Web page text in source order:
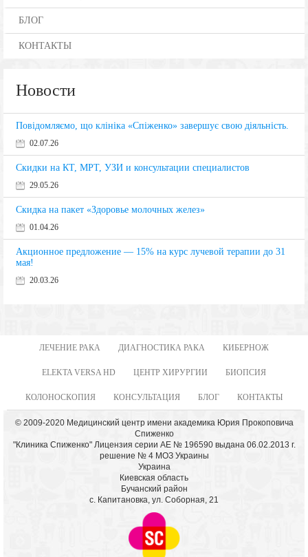
БЛОГ
КОНТАКТЫ
Новости
Повідомляємо, що клініка «Спіженко» завершує свою діяльність.
02.07.26
Скидки на КТ, МРТ, УЗИ и консультации специалистов
29.05.26
Скидка на пакет «Здоровье молочных желез»
01.04.26
Акционное предложение — 15% на курс лучевой терапии до 31
мая!
20.03.26
ЛЕЧЕНИЕ РАКА ДИАГНОСТИКА РАКА КИБЕРНОЖ
ELEKTA VERSA HD ЦЕНТР ХИРУРГИИ БИОПСИЯ
КОЛОНОСКОПИЯ КОНСУЛЬТАЦИЯ БЛОГ КОНТАКТЫ
© 2009-2020 Медицинский центр имени академика Юрия Прокоповича
Спиженко
"Клиника Спиженко" Лицензия серии АЕ № 196590 выдана 06.02.2013 г.
решение № 4 МОЗ Украины
Украина
Киевская область
Бучанский район
с. Капитановка, ул. Соборная, 21